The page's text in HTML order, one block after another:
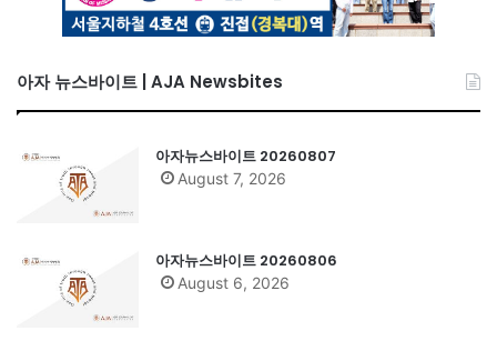
아자 뉴스바이트 | AJA Newsbites
아자뉴스바이트 20260807
August 7, 2026
아자뉴스바이트 20260806
August 6, 2026